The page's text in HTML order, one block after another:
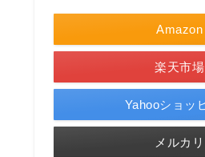
Amazon
楽天市場
Yahooショッ
メルカリ